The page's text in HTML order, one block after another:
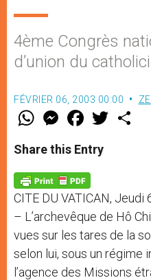
4ème Congrès
d’union du
FÉVRIER 06, 2003 00:00
W
t
s
p
p
M
e
s
e
g
e
r
F
a
e
b
o
k
w
Share this Entry
CITE DU VATICAN,
– L’archevêque de Hô
vues sur les tares de la
selon lui, sous un régime
l’agence des Missions